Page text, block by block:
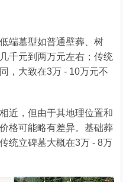
端墓型如普通壁葬、树
千元到两万元左右；传统
，大致在3万 - 10万元不
近，但由于其地理位置和
格可能略有差异。基础葬
统立碑墓大概在3万 - 8万